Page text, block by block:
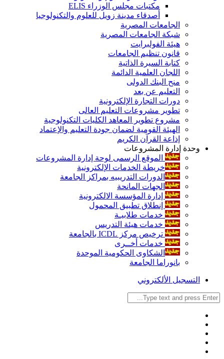
مكتبات مجلس الوزراء ELIS
أصدقاء مدينة زويل للعلوم والتكنولوجيا
الجامعات المصرية
شبكة الجامعات المصرية
هيئة الفولبرايت
قانون تنظيم الجامعات
كتابة السيرة الذاتية
اللجان العلمية الدائمة
منح البنك الدولى
التعليم عن بعد
دورات التجارة الإلكترونية
تطوير مشروعات التعليم العالى
مشروع تطوير المعاهد الكليات التكنولوجية
الهيئة القومية لضمان جودة التعليم والإعتماد
إذاعة القرآن الكريم
وحدة إدارة المشروعات
الموقع الرسمى لوحة إدارة المشروعات
خريطة الخدمات الإلكترونية
الدورات التدريبيه بمراكز الجامعة
الجهات المانحة
إدارة المؤسسة الالكترونية
إنطلاق تطبيق المحمول
خدمات طلابيـة
خدمات هيئة التدريس
ترخيص مركز ICDL بالجامعة
خدمات أخــرى
الشكاوى الحكومية الموحدة
بانوراما الجامعة
التسجيل الألكتروني